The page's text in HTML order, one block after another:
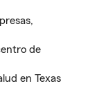
de
en Texas